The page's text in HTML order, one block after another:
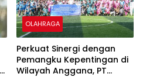
OLAHRAGA
Perkuat Sinergi dengan
Pemangku Kepentingan di
Wilayah Anggana, PT